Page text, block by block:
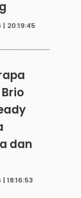
20:19:45
dan
18:16:53